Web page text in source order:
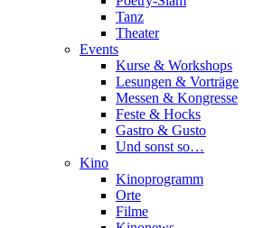
Tanz
Theater
Events
Kurse & Workshops
Lesungen & Vorträge
Messen & Kongresse
Feste & Hocks
Gastro & Gusto
Und sonst so…
Kino
Kinoprogramm
Orte
Filme